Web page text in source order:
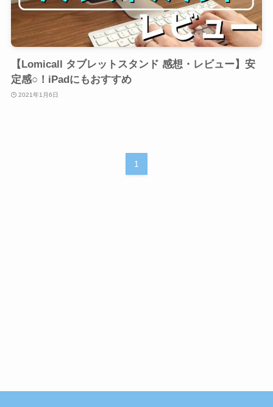
【Lomicall タブレットスタンド 感想・レビュー】安
定感○！iPadにもおすすめ
2021年1月6日
1